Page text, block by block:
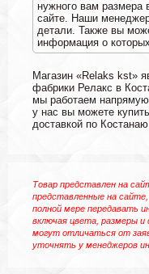
нужного вам размера
сайте. Наши
детали. Также вы
информация о
Магазин «Relaks kst»
фабрики Релакс в
мы работаем
у нас вы можете
доставкой по
Товар представлен на
представленные на
полной мере передавать
включая цвета, размеры
могут отличаться от
уточнять у менеджеров